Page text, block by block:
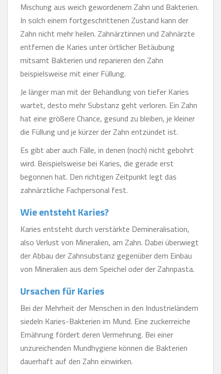
Mischung aus weich gewordenem Zahn und Bakterien.
In solch einem fortgeschrittenen Zustand kann der
Zahn nicht mehr heilen. Zahnärztinnen und Zahnärzte
entfernen die Karies unter örtlicher Betäubung
mitsamt Bakterien und reparieren den Zahn
beispielsweise mit einer Füllung.
Je länger man mit der Behandlung von tiefer Karies
wartet, desto mehr Substanz geht verloren. Ein Zahn
hat eine größere Chance, gesund zu bleiben, je kleiner
die Füllung und je kürzer der Zahn entzündet ist.
Es gibt aber auch Fälle, in denen (noch) nicht gebohrt
wird. Beispielsweise bei Karies, die gerade erst
begonnen hat. Den richtigen Zeitpunkt legt das
zahnärztliche Fachpersonal fest.
Wie entsteht Karies?
Karies entsteht durch verstärkte Demineralisation,
also Verlust von Mineralien, am Zahn. Dabei überwiegt
der Abbau der Zahnsubstanz gegenüber dem Einbau
von Mineralien aus dem Speichel oder der Zahnpasta.
Ursachen für Karies
Bei der Mehrheit der Menschen in den Industrieländern
siedeln Karies-Bakterien im Mund. Eine zuckerreiche
Ernährung fördert deren Vermehrung. Bei einer
unzureichenden Mundhygiene können die Bakterien
dauerhaft auf den Zahn einwirken.